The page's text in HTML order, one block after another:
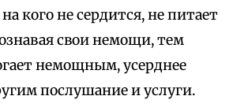
кого не сердится, не питает
свои немощи, тем
немощным, усерднее
послушание и услуги.